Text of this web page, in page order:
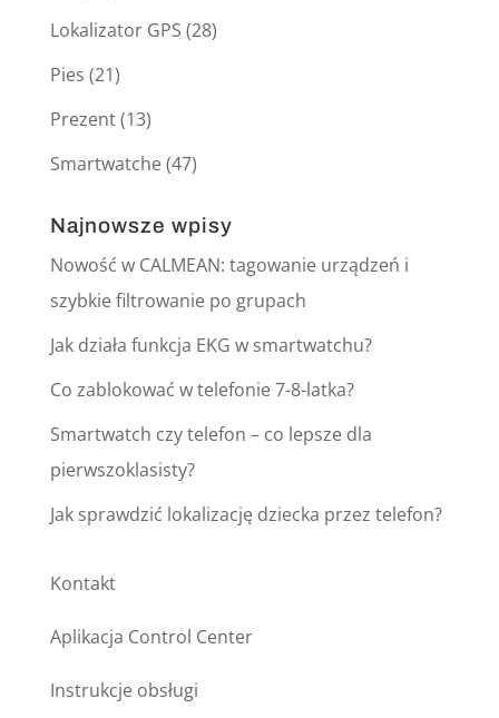
Lokalizator GPS (28)
Pies (21)
Prezent(13)
Smartwatche(47)
Najnowsze wpisy
Nowość w CALMEAN: tagowanie urządzeń i
szybkie filtrowanie po grupach
Jak działa funkcja EKG w smartwatchu?
Co zablokować w telefonie 7-8-latka?
Smartwatch czy telefon – co lepsze dla
pierwszoklasisty?
Jak sprawdzić lokalizację dziecka przez telefon?
Kontakt
Aplikacja Control Center
Instrukcje obsługi